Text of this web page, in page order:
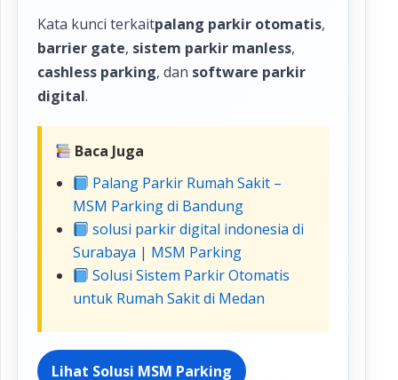
Kata kunci terkaitpalang parkir otomatis,
barrier gate, sistem parkir manless,
cashless parking, dan software parkir
digital.
Baca Juga
Palang Parkir Rumah Sakit –
MSM Parking di Bandung
solusi parkir digital indonesia di
Surabaya | MSM Parking
Solusi Sistem Parkir Otomatis
untuk Rumah Sakit di Medan
Lihat Solusi MSM Parking